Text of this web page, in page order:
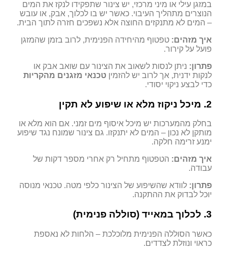
במזגן עילי או מיני מרכזי, יש צינור שתפקידו לנקז את המים
הנוצרים מתהליך העיבוי. כאשר יש בו לכלוך, אבק, או עובש
– המים לא מתנקזים החוצה אלא נשפכים חזרה לתוך הבית.
איך מזהים: טפטוף מהיחידה הפנימית, לרוב בזמן שהמזגן
פועל על קירור.
פתרון: ניתן לנסות לשאוב את הצינור עם שואב אבק או
לנקות ידנית, אך לרוב יש להזמין טכנאי מזגנים מהקריות
כדי לבצע ניקוי יסודי.
2. מיכל ניקוז מלא או שיפוע לא תקין
בחלק מהמערכות יש מיכל איסוף מים זמני. אם הוא מלא או
מותקן לא נכון – המים לא יתנקזו. גם צינור שמונח נגד שיפוע
ימנע זרימה חלקה.
איך מזהים: הטפטוף מתחיל רק אחרי מספר דקות של
עבודה.
פתרון: לוודא שהשיפוע של הצינור כלפי מטה. טכנאי מנוסה
יוכל לבדוק את ההתקנה.
3. לכלוך במאייד (סוללה פנימית)
כאשר הסוללה הפנימית מלוכלכת – הלחות לא נאספת
כראוי ונוזלת לצדדים.